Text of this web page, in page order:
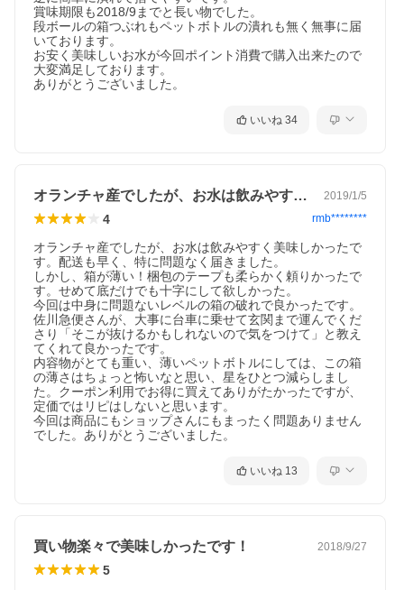
賞味期限も2018/9までと長い物でした。
段ボールの箱つぶれもペットボトルの潰れも無く無事に届
いております。
お安く美味しいお水が今回ポイント消費で購入出来たので
大変満足しております。
ありがとうございました。
いいね 34
オランチャ産でしたが、お水は飲みやすく… 2019/1/5
4 rmb********
オランチャ産でしたが、お水は飲みやすく美味しかったで
す。配送も早く、特に問題なく届きました。
しかし、箱が薄い！梱包のテープも柔らかく頼りかったで
す。せめて底だけでも十字にして欲しかった。
今回は中身に問題ないレベルの箱の破れで良かったです。
佐川急便さんが、大事に台車に乗せて玄関まで運んでくだ
さり「そこが抜けるかもしれないので気をつけて」と教え
てくれて良かったです。
内容物がとても重い、薄いペットボトルにしては、この箱
の薄さはちょっと怖いなと思い、星をひとつ減らしまし
た。クーポン利用でお得に買えてありがたかったですが、
定価ではリピはしないと思います。
今回は商品にもショップさんにもまったく問題ありません
でした。ありがとうございました。
いいね 13
買い物楽々で美味しかったです！ 2018/9/27
5